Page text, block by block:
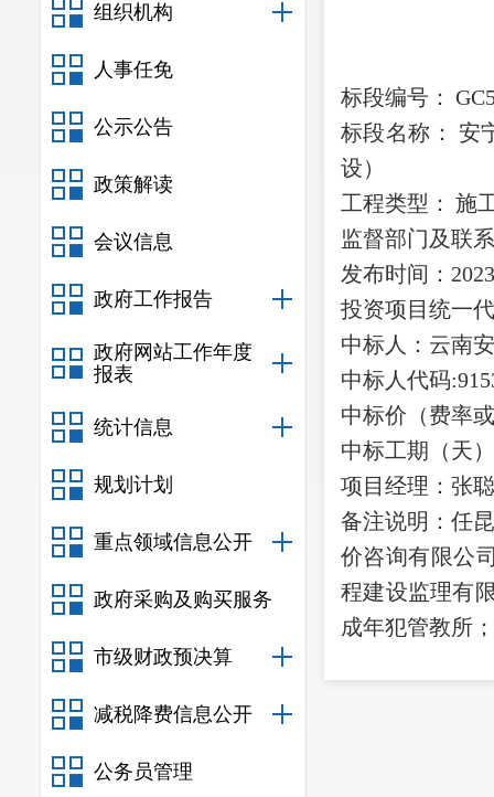
组织机构
人事任免
公示公告
政策解读
会议信息
政府工作报告
政府网站工作年度
报表
统计信息
规划计划
重点领域信息公开
政府采购及购买服务
市级财政预决算
减税降费信息公开
公务员管理
标段编号： GC
标段名称：
安
设）
工程类型： 施
监督部门及联
发布时间：
投资项目统一
中标人：云南
中标人代码:
中标价（费率
中标工期（天
项目经理：张
备注说明： 任
价咨询有限公
程建设监理有
成年犯管教所 ；